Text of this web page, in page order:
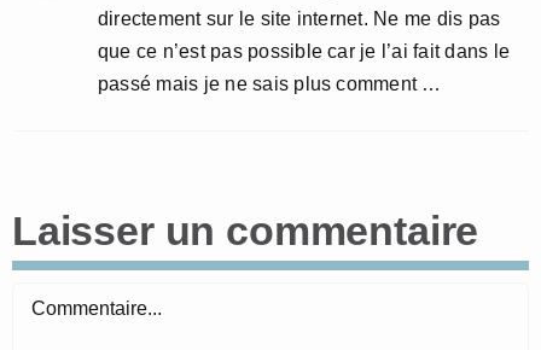
directement sur le site internet. Ne me dis pas
que ce n’est pas possible car je l’ai fait dans le
passé mais je ne sais plus comment …
Laisser un commentaire
Commentaire